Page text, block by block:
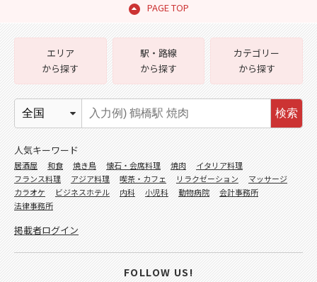
PAGE TOP
エリア
から探す
駅・路線
から探す
カテゴリー
から探す
検索
人気キーワード
居酒屋 和食 焼き鳥 懐石・会席料理 焼肉
イタリア料理
フランス料理
アジア料理 喫茶・カフェ リラクゼーション
マッサージ
カラオケ
ビジネスホテル 内科 小児科 動物病院
会計事務所
法律事務所
掲載者ログイン
FOLLOW US!